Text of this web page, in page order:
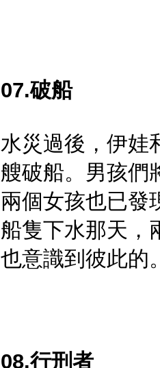
07.破船
水災過後，伊娃
艘破船。男孩們
兩個女孩也已發
船隻下水那天
也意識到彼此的
08.行刑者